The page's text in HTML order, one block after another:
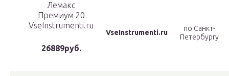
Лемакс
Премиум 20
VseInstrumenti.ru
26889руб.
VseInstrumenti.ru
по Санкт-
Петербургу